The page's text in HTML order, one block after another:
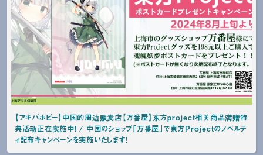
【アキバホビー】中国的周边贩卖店【万番屋】东方project相关商品满赠特
典活动正在实施中! / 中国のショップ「万番屋」で東方Projectのノベルテ
ィ配布キャンペーンを実施いたします！